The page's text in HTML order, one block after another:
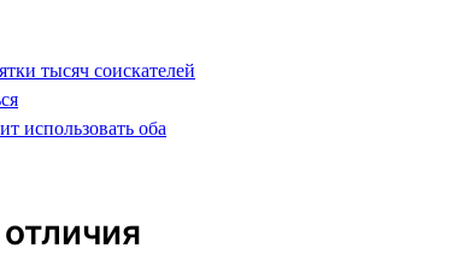
тысяч соискателей
использовать оба